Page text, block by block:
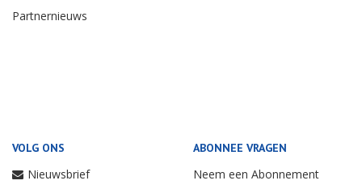
Partnernieuws
VOLG ONS
Nieuwsbrief
ABONNEE VRAGEN
Neem een Abonnement